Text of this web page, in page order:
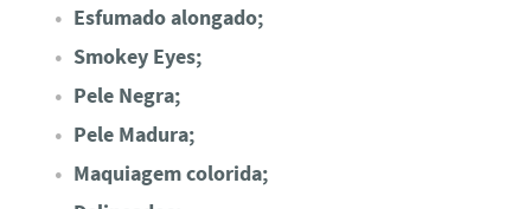
Esfumado alongado;
Smokey Eyes;
Pele Negra;
Pele Madura;
Maquiagem colorida;